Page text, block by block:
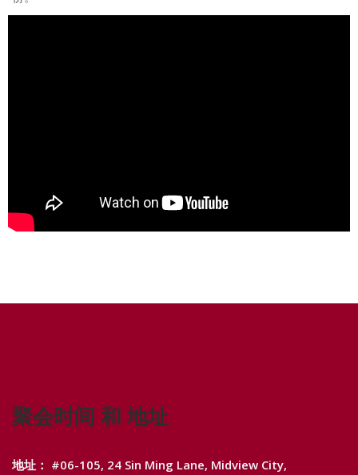
聚会时间 和 地址
地址： #06-105, 24 Sin Ming Lane, Midview City,